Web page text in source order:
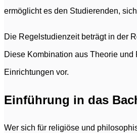
ermöglicht es den Studierenden,
Die Regelstudienzeit beträgt in der
Diese Kombination aus Theorie
Einrichtungen vor.
Einführung in das
Wer sich für religiöse und